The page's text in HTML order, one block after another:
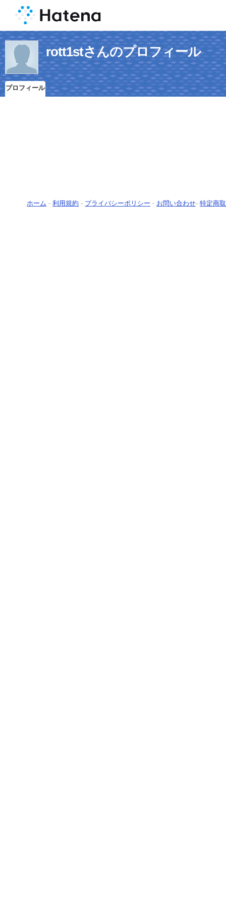
rott1stさんのプロフィール
プロフィール
ホーム - 利用規約 - プライバシーポリシー - お問い合わせ- 特定商